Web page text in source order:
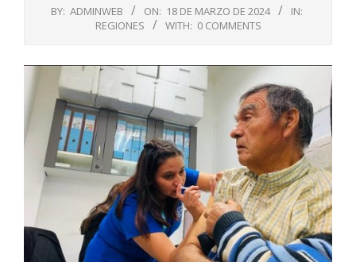
BY: ADMINWEB ON: 18 DE MARZO DE 2024
IN:
REGIONES
WITH: 0 COMMENTS